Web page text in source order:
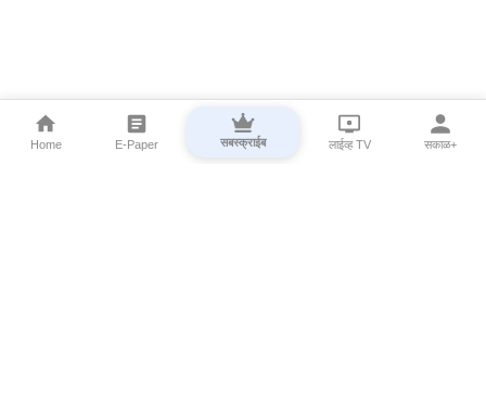
Home E-Paper सबस्क्राईब लाईव्ह TV सकाळ+